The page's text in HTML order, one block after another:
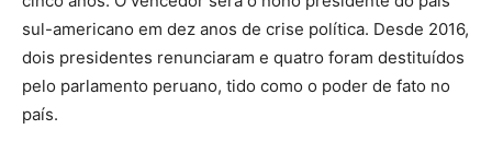
sul-americano em dez anos de crise política. Desde 2016,
dois presidentes renunciaram e quatro foram destituídos
pelo parlamento peruano, tido como o poder de fato no
país.